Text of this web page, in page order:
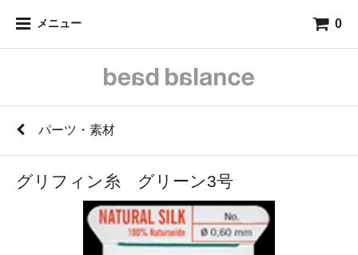
メニュー 0
パーツ・素材
グリフィン糸 グリーン3号